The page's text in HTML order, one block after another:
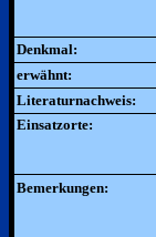
Denkmal:
erwähnt:
Literaturnachweis:
Einsatzorte:
Bemerkungen: